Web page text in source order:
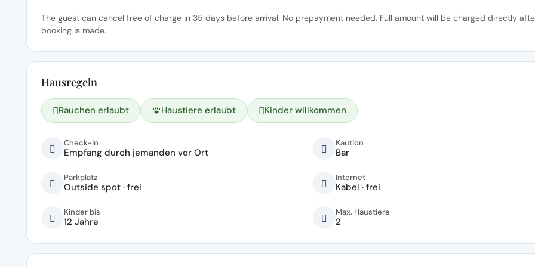
The guest can cancel free of charge in 35 days before arrival. No prepayment needed. Full amount will be charged directly
booking is made.
Hausregeln
Rauchen erlaubt Haustiere erlaubt Kinder willkommen
Check-in
Empfang durch jemanden vor Ort
Kaution
Bar
Parkplatz
Outside spot · frei
Internet
Kabel · frei
Kinder bis
12 Jahre
Max. Haustiere
2